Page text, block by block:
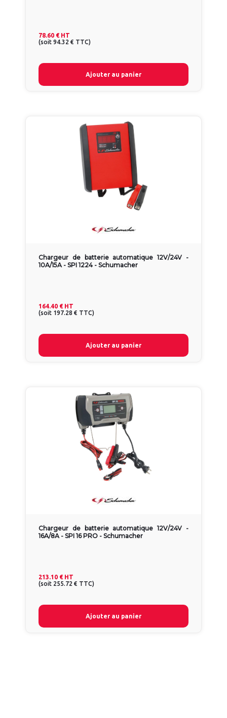
78.60 € HT
(soit 94.32 € TTC)
Ajouter au panier
Chargeur de batterie automatique 12V/24V -
10A/15A - SPI 1224 - Schumacher
164.40 € HT
(soit 197.28 € TTC)
Ajouter au panier
Chargeur de batterie automatique 12V/24V -
16A/8A - SPI 16 PRO - Schumacher
213.10 € HT
(soit 255.72 € TTC)
Ajouter au panier